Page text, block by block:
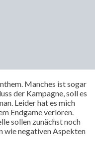
Manches ist sogar
der Kampagne, soll es
Leider hat es mich
Endgame verloren.
sollen zunächst noch
wie negativen Aspekten